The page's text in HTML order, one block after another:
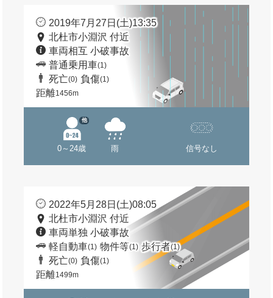
2019年7月27日(土)13:35
北杜市小淵沢 付近
車両相互 小破事故
普通乗用車(1)
死亡(0) 負傷(1)
距離1456m
0～24歳
他
雨 信号なし
2022年5月28日(土)08:05
北杜市小淵沢 付近
車両単独 小破事故
軽自動車(1) 物件等(1) 歩行者(1)
死亡(0) 負傷(1)
距離1499m